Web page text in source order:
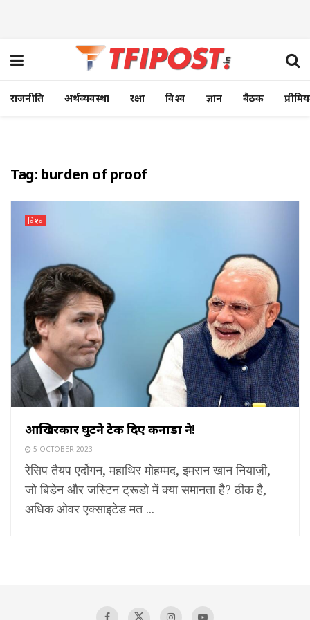
राजनीति अर्थव्यवस्था रक्षा विश्व ज्ञान बैठक
Tag: burden of proof
विश्व
आखिरकार घुटने टेक दिए कनाडा ने!
5 OCTOBER 2023
रेसिप तैयप एर्दोगन, महाथिर मोहम्मद, इमरान खान नियाज़ी,
जो बिडेन और जस्टिन ट्रूडो में क्या समानता है? ठीक है,
अधिक ओवर एक्साइटेड मत ...